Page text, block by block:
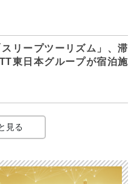
リープツーリズム」、滞
東日本グループが宿泊施
見る